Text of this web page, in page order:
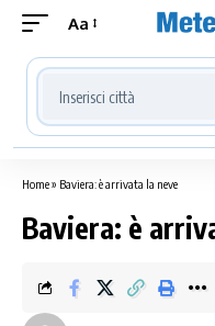
Aa
Cerca località meteo
Home» Baviera: è arrivata la neve
Baviera: è